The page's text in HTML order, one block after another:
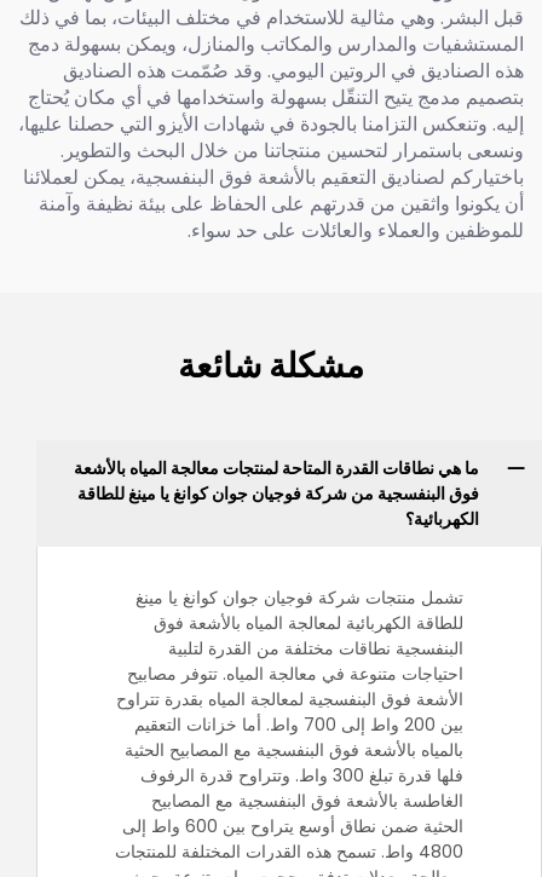
قبل البشر. وهي مثالية للاستخدام في مختلف البيئات، بما في ذلك
المستشفيات والمدارس والمكاتب والمنازل، ويمكن بسهولة دمج
هذه الصناديق في الروتين اليومي. وقد صُمّمت هذه الصناديق
بتصميم مدمج يتيح التنقّل بسهولة واستخدامها في أي مكان يُحتاج
إليه. وتنعكس التزامنا بالجودة في شهادات الأيزو التي حصلنا عليها،
ونسعى باستمرار لتحسين منتجاتنا من خلال البحث والتطوير.
باختياركم لصناديق التعقيم بالأشعة فوق البنفسجية، يمكن لعملائنا
أن يكونوا واثقين من قدرتهم على الحفاظ على بيئة نظيفة وآمنة
للموظفين والعملاء والعائلات على حد سواء.
مشكلة شائعة
ما هي نطاقات القدرة المتاحة لمنتجات معالجة المياه بالأشعة
فوق البنفسجية من شركة فوجيان جوان كوانغ يا مينغ للطاقة
الكهربائية؟
تشمل منتجات شركة فوجيان جوان كوانغ يا مينغ
للطاقة الكهربائية لمعالجة المياه بالأشعة فوق
البنفسجية نطاقات مختلفة من القدرة لتلبية
احتياجات متنوعة في معالجة المياه. تتوفر مصابيح
الأشعة فوق البنفسجية لمعالجة المياه بقدرة تتراوح
بين 200 واط إلى 700 واط. أما خزانات التعقيم
بالمياه بالأشعة فوق البنفسجية مع المصابيح الحثية
فلها قدرة تبلغ 300 واط. وتتراوح قدرة الرفوف
الغاطسة بالأشعة فوق البنفسجية مع المصابيح
الحثية ضمن نطاق أوسع يتراوح بين 600 واط إلى
4800 واط. تسمح هذه القدرات المختلفة للمنتجات